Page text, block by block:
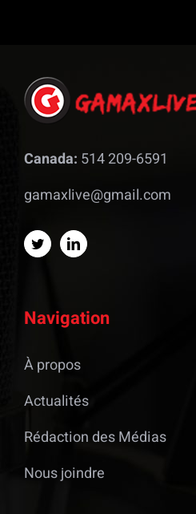
Canada: 514 209-6591
gamaxlive@gmail.com
Navigation
À propos
Actualités
Rédaction des Médias
Nous joindre